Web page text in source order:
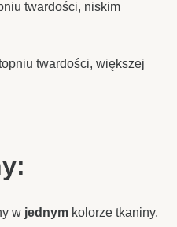
twardości, niskim
twardości, większej
w jednym kolorze tkaniny.